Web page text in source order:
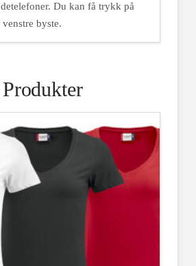
Du kan få trykk på
byste.